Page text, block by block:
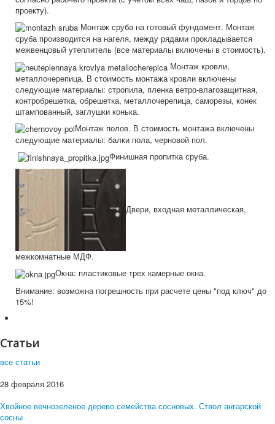
проекту).
Монтаж сруба на готовый фундамент. Монтаж
сруба производится на нагеля, между рядами прокладывается
межвенцовый утеплитель (все материалы включены в стоимость).
Монтаж кровли,
металлочерепица. В стоимость монтажа кровли включены
следующие материалы: стропила, пленка ветро-влагозащитная,
контробрешетка, обрешетка, металлочерепица, саморезы, конек
штампованный, заглушки конька.
Монтаж полов. В стоимость монтажа включены
следующие материалы: балки пола, черновой пол.
Финишная пропитка сруба.
Двери, входная металлическая,
межкомнатные МДФ.
Окна: пластиковые трех камерные окна.
Внимание: возможна погрешность при расчете цены "под ключ" до
15%!
Статьи
все статьи
28 февраля 2016
Хвойное вечнозеленое дерево семейства сосновых. Ствол ангарской
сосны